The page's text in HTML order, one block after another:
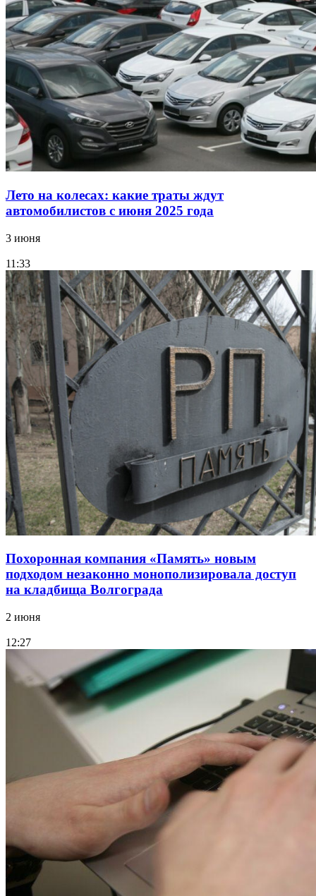
Лето на колесах: какие траты ждут
автомобилистов с июня 2025 года
3 июня
11:33
Похоронная компания «Память» новым
подходом незаконно монополизировала доступ
на кладбища Волгограда
2 июня
12:27